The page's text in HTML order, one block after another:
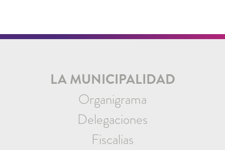
LA MUNICIPALIDAD
Organigrama
Delegaciones
Fiscalias